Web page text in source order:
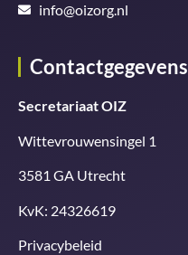
info@oizorg.nl
Contactgegevens
Secretariaat OIZ
Wittevrouwensingel 1
3581 GA Utrecht
KvK: 24326619
Privacybeleid